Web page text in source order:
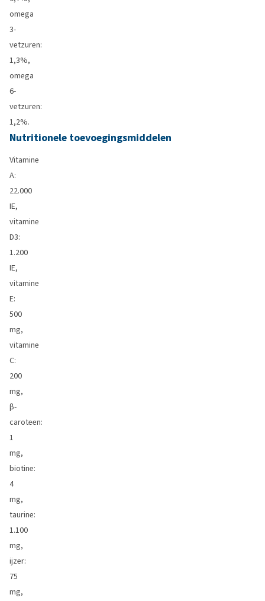
omega
3-
vetzuren:
1,3%,
omega
6-
vetzuren:
1,2%.
Nutritionele toevoegingsmiddelen
Vitamine
A:
22.000
IE,
vitamine
D3:
1.200
IE,
vitamine
E:
500
mg,
vitamine
C:
200
mg,
β-
caroteen:
1
mg,
biotine:
4
mg,
taurine:
1.100
mg,
ijzer:
75
mg,